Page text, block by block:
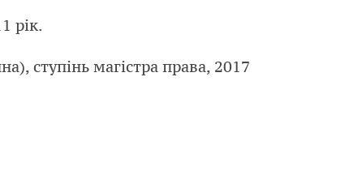
рік.
ступінь магістра права, 2017